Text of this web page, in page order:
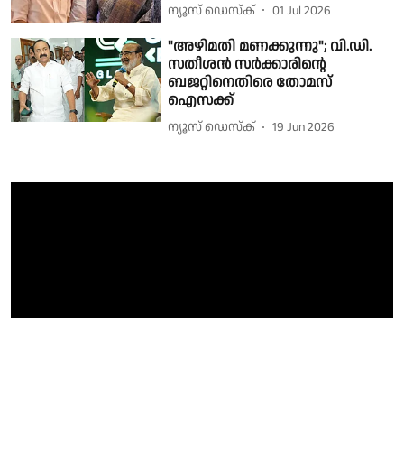
ന്യൂസ് ഡെസ്ക് 01 Jul 2026
"അഴിമതി മണക്കുന്നു"; വി.ഡി.
സതീശൻ സർക്കാരിൻ്റെ
ബജറ്റിനെതിരെ തോമസ്
ഐസക്ക്
ന്യൂസ് ഡെസ്ക് 19 Jun 2026